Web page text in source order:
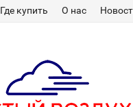
Где купить О нас